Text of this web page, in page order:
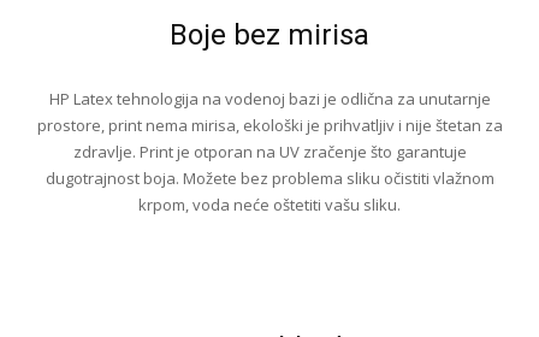
Boje bez mirisa
HP Latex tehnologija na vodenoj bazi je odlična za unutarnje
prostore, print nema mirisa, ekološki je prihvatljiv i nije štetan za
zdravlje. Print je otporan na UV zračenje što garantuje
dugotrajnost boja. Možete bez problema sliku očistiti vlažnom
krpom, voda neće oštetiti vašu sliku.